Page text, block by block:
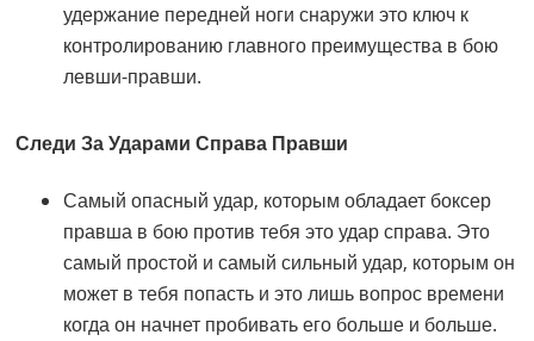
удержание передней ноги снаружи это ключ к
контролированию главного преимущества в бою
левши-правши.
Следи За Ударами Справа Правши
Самый опасный удар, которым обладает боксер
правша в бою против тебя это удар справа. Это
самый простой и самый сильный удар, которым он
может в тебя попасть и это лишь вопрос времени
когда он начнет пробивать его больше и больше.